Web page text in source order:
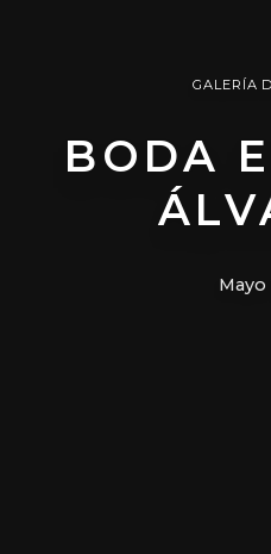
GALERÍA
BODA
Mayo